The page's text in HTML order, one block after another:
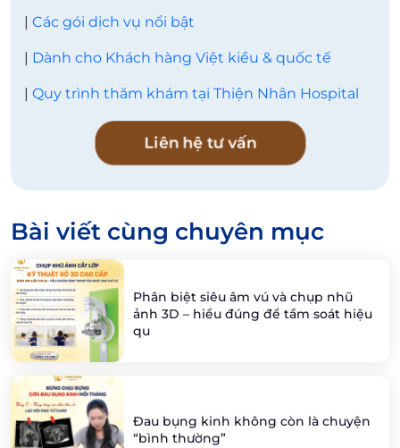
| Các gói dịch vụ nổi bật
| Dành cho Khách hàng Việt kiều & quốc tế
| Quy trình thăm khám tại Thiện Nhân Hospital
Liên hệ tư vấn
Bài viết cùng chuyên mục
Phân biệt siêu âm vú và chụp nhũ
ảnh 3D – hiểu đúng để tầm soát hiệu
qu
Đau bụng kinh không còn là chuyện
“bình thường”